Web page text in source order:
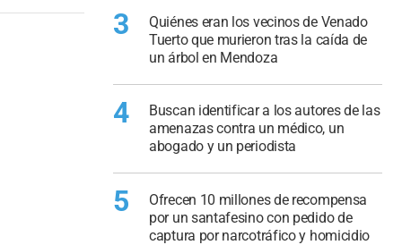
3
Quiénes eran los vecinos de Venado
Tuerto que murieron tras la caída de
un árbol en Mendoza
4
Buscan identificar a los autores de las
amenazas contra un médico, un
abogado y un periodista
5
Ofrecen 10 millones de recompensa
por un santafesino con pedido de
captura por narcotráfico y homicidio